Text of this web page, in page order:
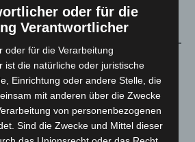
oder für die
Verantwortlicher
oder für die Verarbeitung
ist die natürliche oder juristische
Einrichtung oder andere Stelle, die
mit anderen über die Zwecke
von personenbezogenen
Sind die Zwecke und Mittel dieser